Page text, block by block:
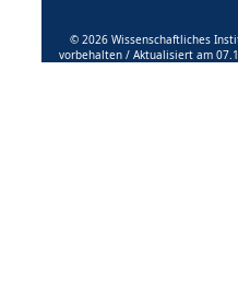
© 2026 Wissenschaftliches
vorbehalten / Aktualisiert am